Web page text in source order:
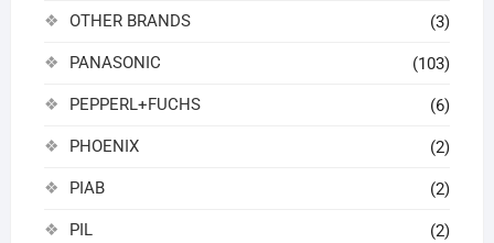
OTHER BRANDS (3)
PANASONIC (103)
PEPPERL+FUCHS (6)
PHOENIX (2)
PIAB (2)
PIL (2)